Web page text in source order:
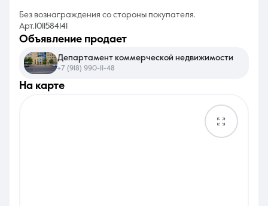
Без вознаграждения со стороны покупателя.
Арт.1011584141
на карте
объявление продает
Департамент коммерческой недвижимости
+7 (918) 990-11-48